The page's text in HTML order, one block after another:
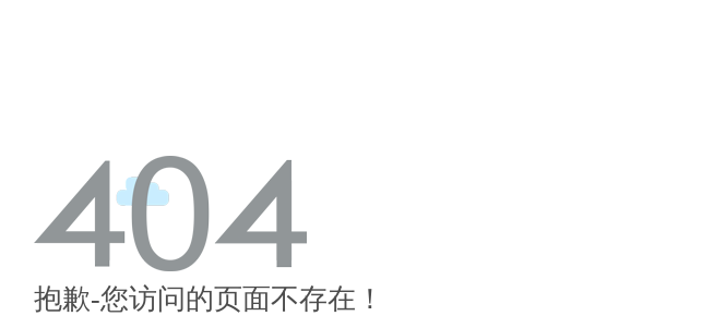
抱歉-您访问的页面不存在！